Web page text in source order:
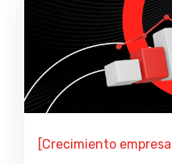
[Crecimiento